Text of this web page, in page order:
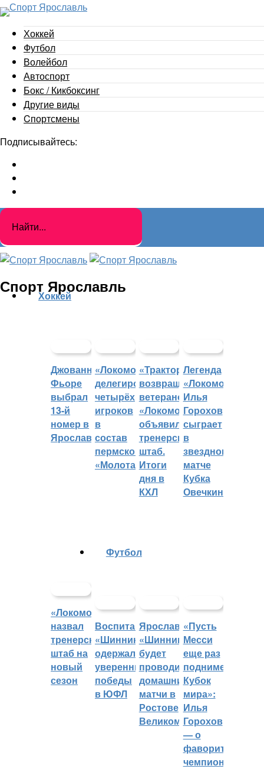
Хоккей
Футбол
Волейбол
Автоспорт
Бокс / Кикбоксинг
Другие виды
Cпортсмены
Подписывайтесь:
Спорт Ярославль
Хоккей
Джованни
Фьоре
выбрал
13-й
номер в
Ярославле
«Локомотив»
делегировал
четырёх
игроков
в
состав
пермского
«Молота»
«Трактор»
возвращает
ветеранов,
«Локомотив»
объявил
тренерский
штаб.
Итоги
дня в
КХЛ
Легенда
«Локомотива»
Илья
Горохов
сыграет
в
звездном
матче
Кубка
Овечкина
«Локомотив»
назвал
тренерский
штаб на
новый
сезон
Футбол
Воспитанники
«Шинника»
одержали
уверенные
победы
в ЮФЛ
Ярославский
«Шинник»
будет
проводить
домашние
матчи в
Ростове
Великом
«Пусть
Месси
еще раз
поднимет
Кубок
мира»:
Илья
Горохов
— о
фаворитах
чемпионата